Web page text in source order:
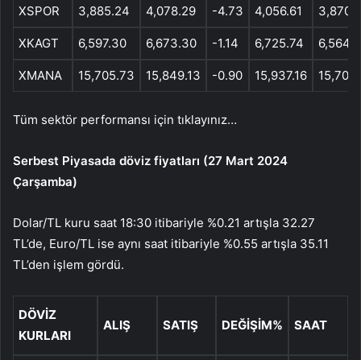
XSPOR 3,885.24 4,078.29 -4.73 4,056.61
XKAGT 6,597.30 6,673.30 -1.14 6,725.74
XMANA 15,705.73 15,849.13 -0.90 15,937.16
Tüm sektör performansı için tıklayınız…
Serbest Piyasada döviz fiyatları (27 Mart 2024
Çarşamba)
Dolar/TL kuru saat 18:30 itibariyle %0.21 artışla 32.27
TL’de, Euro/TL ise aynı saat itibariyle %0.55 artışla 35.11
TL’den işlem gördü.
DÖVİZ
KURLARI
ALIŞ SATIŞ DEĞİŞİM% SAAT